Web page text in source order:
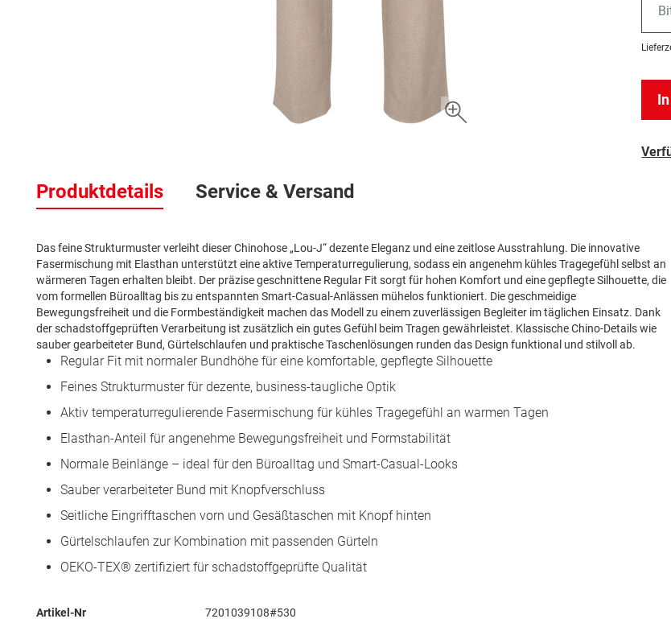
Bildergalerie
springen
Produktdetails
Das feine Strukturmuster verleiht dieser Chinohose „Lou-J“ dezente Eleganz und eine zeitlose Ausstrahlung. Die innovative
Fasermischung mit Elasthan unterstützt eine aktive Temperaturregulierung, sodass ein angenehm kühles Tragegefühl selbst an
wärmeren Tagen erhalten bleibt. Der präzise geschnittene Regular Fit sorgt für hohen Komfort und eine gepflegte Silhouette, die
vom formellen Büroalltag bis zu entspannten Smart-Casual-Anlässen mühelos funktioniert. Die geschmeidige
Bewegungsfreiheit und die Formbeständigkeit machen das Modell zu einem zuverlässigen Begleiter im täglichen Einsatz. Dank
der schadstoffgeprüften Verarbeitung ist zusätzlich ein gutes Gefühl beim Tragen gewährleistet. Klassische Chino-Details wie
sauber gearbeiteter Bund, Gürtelschlaufen und praktische Taschenlösungen runden das Design funktional und stilvoll ab.
Regular Fit mit normaler Bundhöhe für eine komfortable, gepflegte Silhouette
Feines Strukturmuster für dezente, business-taugliche Optik
Aktiv temperaturregulierende Fasermischung für kühles Tragegefühl an warmen Tagen
Elasthan-Anteil für angenehme Bewegungsfreiheit und Formstabilität
Normale Beinlänge – ideal für den Büroalltag und Smart-Casual-Looks
Sauber verarbeiteter Bund mit Knopfverschluss
Seitliche Eingrifftaschen vorn und Gesäßtaschen mit Knopf hinten
Gürtelschlaufen zur Kombination mit passenden Gürteln
OEKO-TEX® zertifiziert für schadstoffgeprüfte Qualität
Mehr
Artikel-Nr 7201039108#530
Service & Versand